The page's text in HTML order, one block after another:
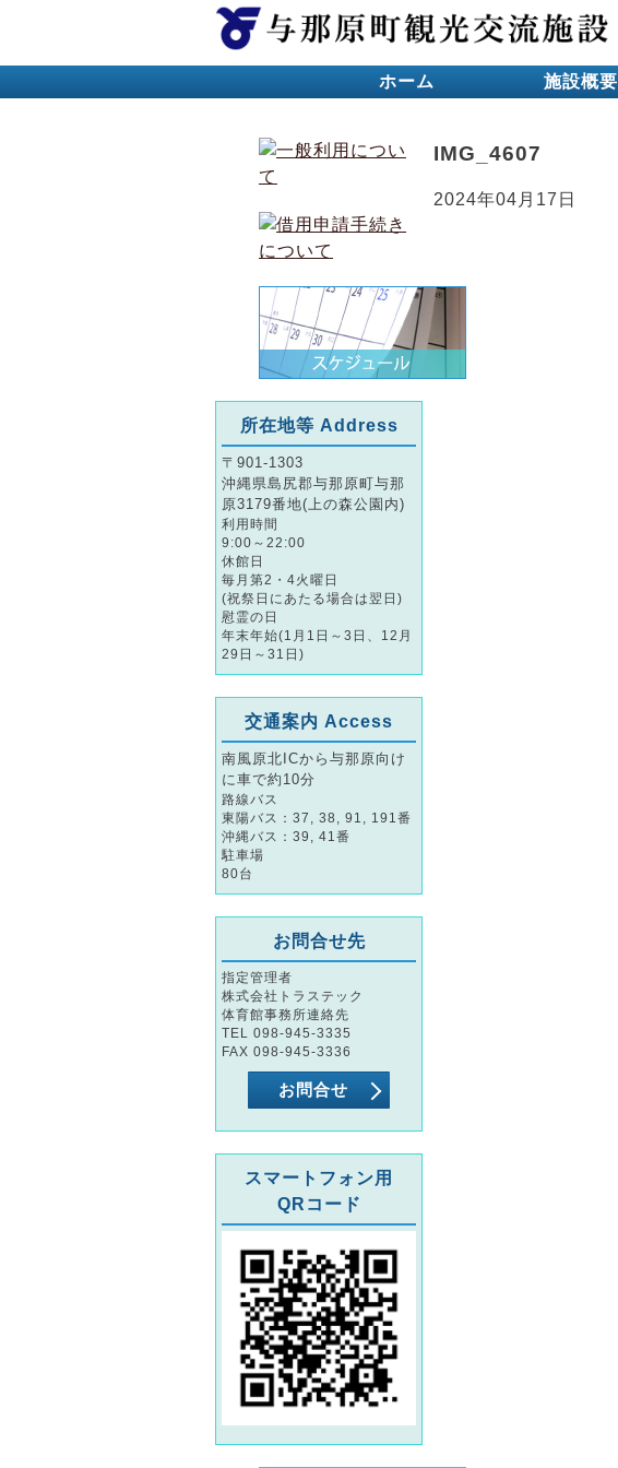
ホーム 施設概要
IMG_4607
2024年04月17日
所在地等 Address
〒901-1303
沖縄県島尻郡与那原町与那
原3179番地(上の森公園内)
利用時間
9:00～22:00
休館日
毎月第2・4火曜日
(祝祭日にあたる場合は翌日)
慰霊の日
年末年始(1月1日～3日、12月
29日～31日)
交通案内 Access
南風原北ICから与那原向け
に車で約10分
路線バス
東陽バス：37, 38, 91, 191番
沖縄バス：39, 41番
駐車場
80台
お問合せ先
指定管理者
株式会社トラステック
体育館事務所連絡先
TEL 098-945-3335
FAX 098-945-3336
お問合せ
スマートフォン用
QRコード